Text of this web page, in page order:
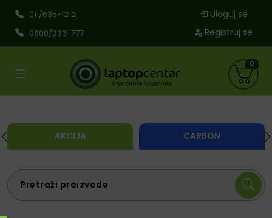
011/635-1212
0800/333-777
Uloguj se
Registruj se
AKCIJA CARBON
0